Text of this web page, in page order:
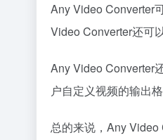
Any Video Converter
Video Converter还可
Any Video Converter
户自定义视频的输出
总的来说，Any